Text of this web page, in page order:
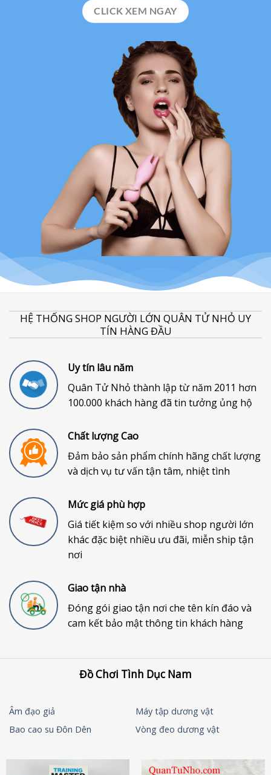
CLICK XEM NGAY
HỆ THỐNG SHOP NGƯỜI LỚN QUÂN TỬ NHỎ UY
TÍN HÀNG ĐẦU
Uy tín lâu năm
Quân Tử Nhỏ thành lập từ năm 2011 hơn
100.000 khách hàng đã tin tưởng ủng hộ
Chất lượng Cao
Đảm bảo sản phẩm chính hãng chất lượng
và dịch vụ tư vấn tận tâm, nhiệt tình
Mức giá phù hợp
Giá tiết kiệm so với nhiều shop người lớn
khác đặc biệt nhiều ưu đãi, miễn ship tận
nơi
Giao tận nhà
Đóng gói giao tận nơi che tên kín đáo và
cam kết bảo mật thông tin khách hàng
Đồ Chơi Tình Dục Nam
Âm đạo giả
Máy tập dương vật
Bao cao su Đôn Dên
Vòng đeo dương vật